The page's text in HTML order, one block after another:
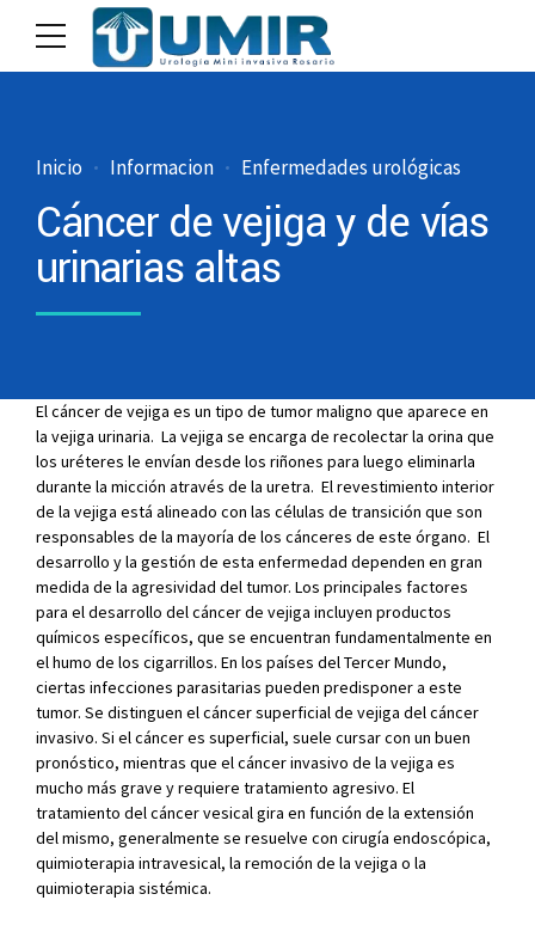
Inicio Informacion Enfermedades urológicas
Cáncer de vejiga y de vías
urinarias altas
El cáncer de vejiga es un tipo de tumor maligno que aparece en
la vejiga urinaria. La vejiga se encarga de recolectar la orina que
los uréteres le envían desde los riñones para luego eliminarla
durante la micción através de la uretra. El revestimiento interior
de la vejiga está alineado con las células de transición que son
responsables de la mayoría de los cánceres de este órgano. El
desarrollo y la gestión de esta enfermedad dependen en gran
medida de la agresividad del tumor. Los principales factores
para el desarrollo del cáncer de vejiga incluyen productos
químicos específicos, que se encuentran fundamentalmente en
el humo de los cigarrillos. En los países del Tercer Mundo,
ciertas infecciones parasitarias pueden predisponer a este
tumor. Se distinguen el cáncer superficial de vejiga del cáncer
invasivo. Si el cáncer es superficial, suele cursar con un buen
pronóstico, mientras que el cáncer invasivo de la vejiga es
mucho más grave y requiere tratamiento agresivo. El
tratamiento del cáncer vesical gira en función de la extensión
del mismo, generalmente se resuelve con cirugía endoscópica,
quimioterapia intravesical, la remoción de la vejiga o la
quimioterapia sistémica.